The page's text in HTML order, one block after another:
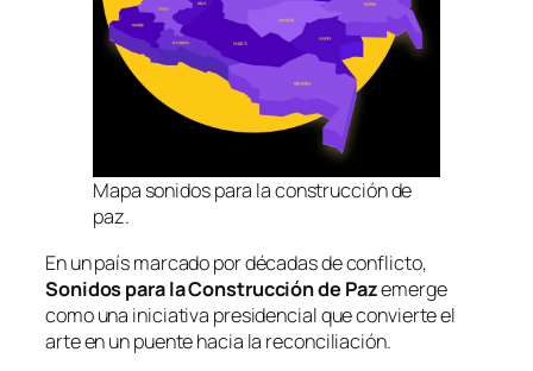
Mapa sonidos para la construcción de
paz.
En un país marcado por décadas de conflicto,
Sonidos para la Construcción de Pazemerge
como una iniciativa presidencial que convierte el
arte en un puente hacia la reconciliación.